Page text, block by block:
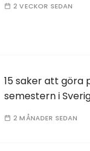
2 VECKOR SEDAN
15 saker att göra
semestern i
2 MÅNADER SEDAN